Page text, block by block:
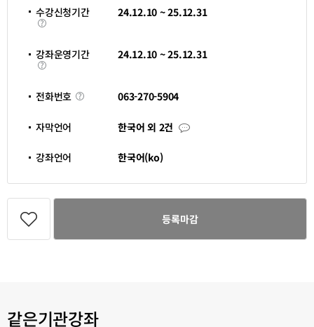
정
시
간
수강신청기간
수
강
청
기
간
24.12.10 ~ 25.12.31
강좌운영기간
강
좌
영
기
24.12.10 ~ 25.12.31
전화번호 전
화
063-270-5904
자막언어 한국어 외 2건 자
막
강좌언어 한국어(ko)
관
등
등록마감
같은기관강좌